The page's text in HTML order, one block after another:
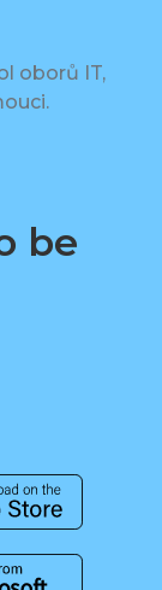
oborů IT,
be